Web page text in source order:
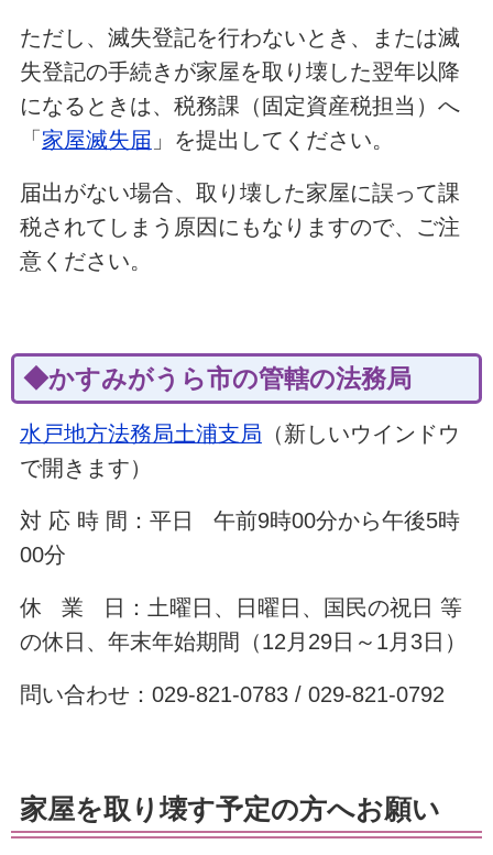
ただし、滅失登記を行わないとき、または滅
失登記の手続きが家屋を取り壊した翌年以降
になるときは、税務課（固定資産税担当）へ
「 家屋滅失届 」を提出してください。
届出がない場合、取り壊した家屋に誤って課
税されてしまう原因にもなりますので、ご注
意ください。
◆かすみがうら市の管轄の法務局
水戸地方法務局土浦支局 （新しいウインドウ
で開きます）
対 応 時 間：平日 午前9時00分から午後5時
00分
休 業 日：土曜日、日曜日、国民の祝日 等
の休日、年末年始期間（12月29日～1月3日）
問い合わせ：029-821-0783 / 029-821-0792
家屋を取り壊す予定の方へお願い